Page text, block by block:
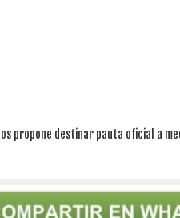
propone destinar pauta oficial a